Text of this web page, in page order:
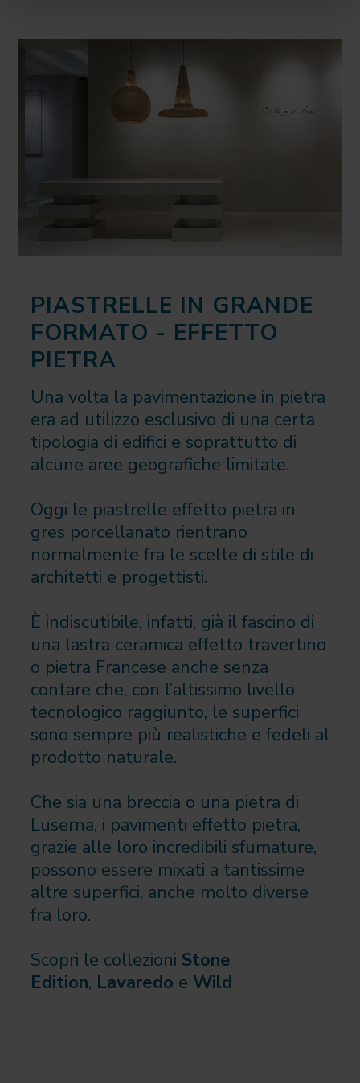
PIASTRELLE IN GRANDE
FORMATO - EFFETTO
PIETRA
Una volta la pavimentazione in pietra
era ad utilizzo esclusivo di una certa
tipologia di edifici e soprattutto di
alcune aree geografiche limitate.
Oggi le piastrelle effetto pietra in
gres porcellanato rientrano
normalmente fra le scelte di stile di
architetti e progettisti.
È indiscutibile, infatti, già il fascino di
una lastra ceramica effetto travertino
o pietra Francese anche senza
contare che, con l’altissimo livello
tecnologico raggiunto, le superfici
sono sempre più realistiche e fedeli al
prodotto naturale.
Che sia una breccia o una pietra di
Luserna, i pavimenti effetto pietra,
grazie alle loro incredibili sfumature,
possono essere mixati a tantissime
altre superfici, anche molto diverse
fra loro.
Scopri le collezioni Stone
Edition, Lavaredo e Wild